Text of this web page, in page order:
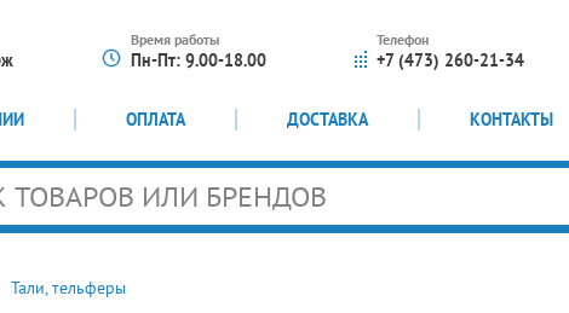
Время работы
Пн-Пт: 9.00-18.00
Телефон
+7 (473) 260-21-34
ОПЛАТА ДОСТАВКА КОНТАКТЫ
Тали, тельферы